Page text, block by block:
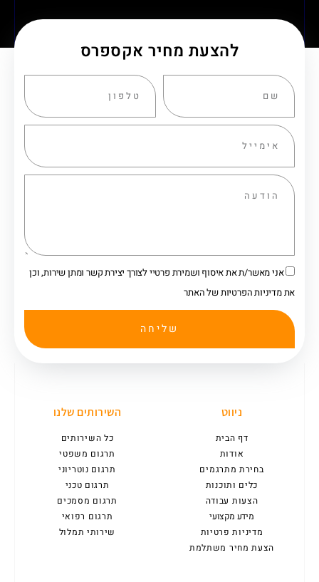
להצעת מחיר אקספרס
אני מאשר/ת את איסוף ושמירת פרטיי לצורך יצירת קשר ומתן שירות, וכן
את מדיניות הפרטיות של האתר
שליחה
ניווט
דף הבית
אודות
בחירת מתרגמים
כלים ותוכנות
הצעות עבודה
מידע מקצועי
מדיניות פרטיות
הצעת מחיר משתלמת
השירותים שלנו
כל השירותים
תרגום משפטי
תרגום נוטריוני
תרגום טכני
תרגום מסמכים
תרגום רפואי
שירותי תמלול